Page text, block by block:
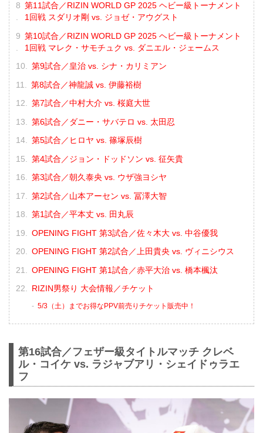
第11試合／RIZIN WORLD GP 2025 ヘビー級トーナメント
1回戦 スダリオ剛 vs. ジョゼ・アウグスト
第10試合／RIZIN WORLD GP 2025 ヘビー級トーナメント
1回戦 マレク・サモチュク vs. ダニエル・ジェームス
第9試合／皇治 vs. シナ・カリミアン
第8試合／神龍誠 vs. 伊藤裕樹
第7試合／中村大介 vs. 桜庭大世
第6試合／ダニー・サバテロ vs. 太田忍
第5試合／ヒロヤ vs. 篠塚辰樹
第4試合／ジョン・ドッドソン vs. 征矢貴
第3試合／朝久泰央 vs. ウザ強ヨシヤ
第2試合／山本アーセン vs. 冨澤大智
第1試合／平本丈 vs. 田丸辰
OPENING FIGHT 第3試合／佐々木大 vs. 中谷優我
OPENING FIGHT 第2試合／上田貴央 vs. ヴィニシウス
OPENING FIGHT 第1試合／赤平大治 vs. 橋本楓汰
RIZIN男祭り 大会情報／チケット
5/3（土）までお得なPPV前売りチケット販売中！
第16試合／フェザー級タイトルマッチ クレベ
ル・コイケ vs. ラジャブアリ・シェイドゥラエ
フ